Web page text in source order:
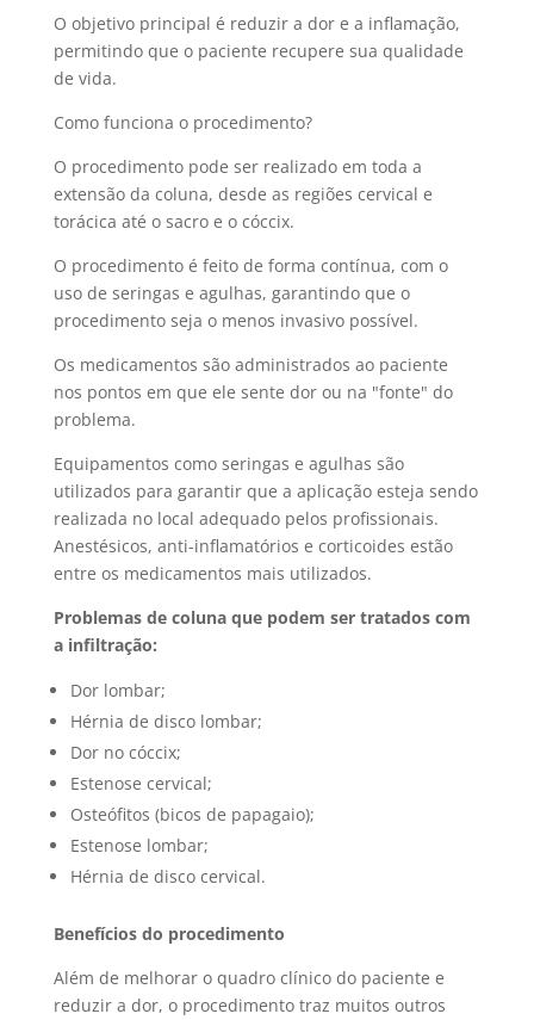
O objetivo principal é reduzir a dor e a inflamação,
permitindo que o paciente recupere sua qualidade
de vida.
Como funciona o procedimento?
O procedimento pode ser realizado em toda a
extensão da coluna, desde as regiões cervical e
torácica até o sacro e o cóccix.
O procedimento é feito de forma contínua, com o
uso de seringas e agulhas, garantindo que o
procedimento seja o menos invasivo possível.
Os medicamentos são administrados ao paciente
nos pontos em que ele sente dor ou na "fonte" do
problema.
Equipamentos como seringas e agulhas são
utilizados para garantir que a aplicação esteja sendo
realizada no local adequado pelos profissionais.
Anestésicos, anti-inflamatórios e corticoides estão
entre os medicamentos mais utilizados.
Problemas de coluna que podem ser tratados com
a infiltração:
Dor lombar;
Hérnia de disco lombar;
Dor no cóccix;
Estenose cervical;
Osteófitos (bicos de papagaio);
Estenose lombar;
Hérnia de disco cervical.
Benefícios do procedimento
Além de melhorar o quadro clínico do paciente e
reduzir a dor, o procedimento traz muitos outros